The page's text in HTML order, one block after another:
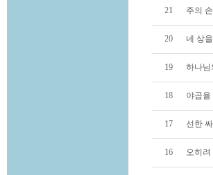
21 주의
20 네 상
19 하나님
18 야곱
17 선한
16 오히